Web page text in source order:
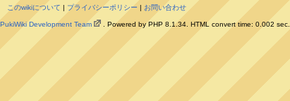
このwikiについて | プライバシーポリシー | お問い合わせ
PukiWiki Development Team . Powered by PHP 8.1.34. HTML convert time: 0.002 sec.